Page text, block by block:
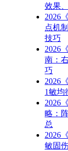
效果
2026
点机
技巧
2026
南：
巧
2026
1敏均
2026
略：
总
2026
敏固